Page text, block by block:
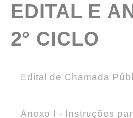
EDITAL E
2° CICLO
Edital de Chamada
Anexo I - Instruções